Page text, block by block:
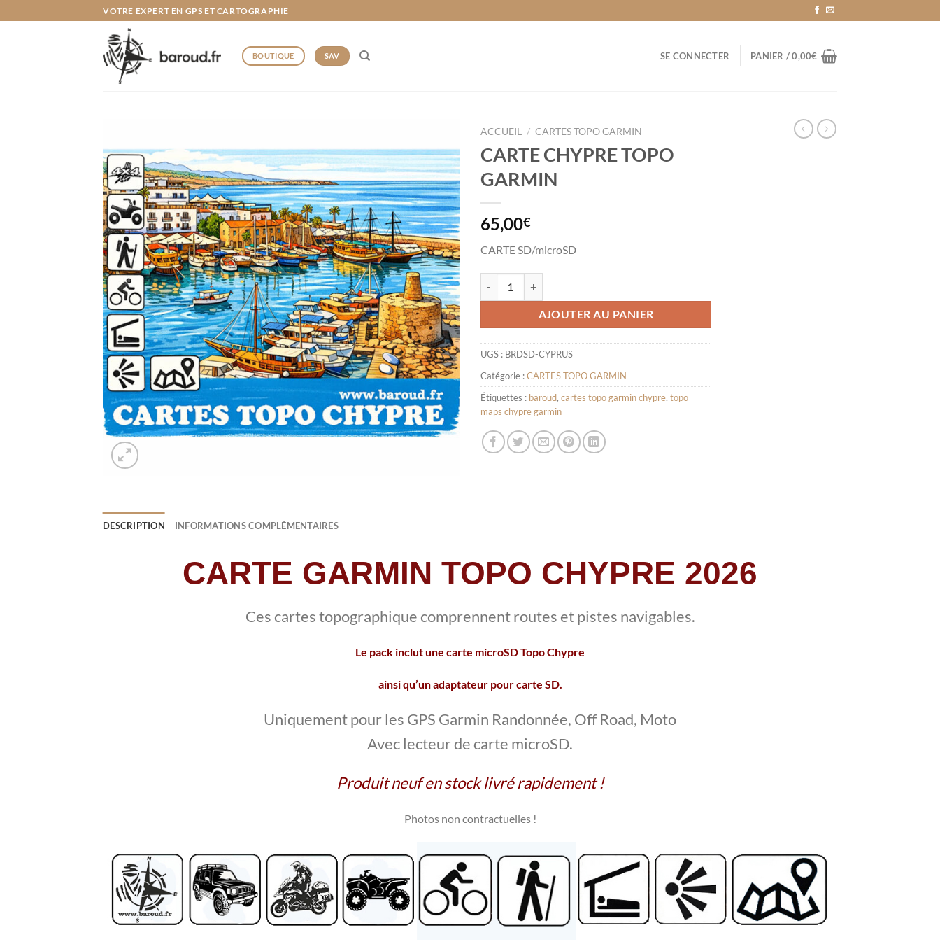
au
VOTRE EXPERT EN GPS ET CARTOGRAPHIE
BOUTIQUE SAV SE CONNECTER PANIER /0,00€
Ajouter
à la liste
de
souhaits
ACCUEIL / CARTES TOPO GARMIN
CARTE CHYPRE TOPO
GARMIN
65,00€
CARTE SD/microSD
AJOUTER AU PANIER
UGS : BRDSD-CYPRUS
Catégorie :CARTES TOPO GARMIN
Étiquettes : baroud, cartes topo garmin chypre, topo
maps chypre garmin
DESCRIPTION INFORMATIONS COMPLÉMENTAIRES
CARTE GARMIN TOPO CHYPRE 2026
Ces cartes topographique comprennent routes et pistes navigables.
Le pack inclut une carte microSD Topo Chypre
ainsi qu’un adaptateur pour carte SD.
Uniquement pour les GPS Garmin Randonnée, Off Road, Moto
Avec lecteur de carte microSD.
Produit neuf en stock livré rapidement !
Photos non contractuelles!